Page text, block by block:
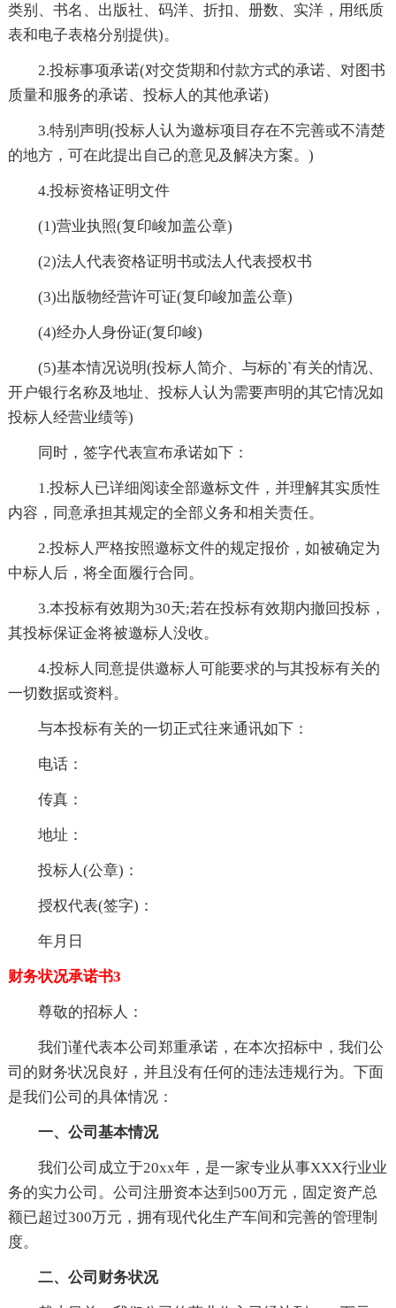
类别、书名、出版社、码洋、折扣、册数、实洋，用纸质
表和电子表格分别提供)。
2.投标事项承诺(对交货期和付款方式的承诺、对图书
质量和服务的承诺、投标人的其他承诺)
3.特别声明(投标人认为邀标项目存在不完善或不清楚
的地方，可在此提出自己的意见及解决方案。)
4.投标资格证明文件
(1)营业执照(复印峻加盖公章)
(2)法人代表资格证明书或法人代表授权书
(3)出版物经营许可证(复印峻加盖公章)
(4)经办人身份证(复印峻)
(5)基本情况说明(投标人简介、与标的`有关的情况、
开户银行名称及地址、投标人认为需要声明的其它情况如
投标人经营业绩等)
同时，签字代表宣布承诺如下：
1.投标人已详细阅读全部邀标文件，并理解其实质性
内容，同意承担其规定的全部义务和相关责任。
2.投标人严格按照邀标文件的规定报价，如被确定为
中标人后，将全面履行合同。
3.本投标有效期为30天;若在投标有效期内撤回投标，
其投标保证金将被邀标人没收。
4.投标人同意提供邀标人可能要求的与其投标有关的
一切数据或资料。
与本投标有关的一切正式往来通讯如下：
电话：
传真：
地址：
投标人(公章)：
授权代表(签字)：
年月日
财务状况承诺书3
尊敬的招标人：
我们谨代表本公司郑重承诺，在本次招标中，我们公
司的财务状况良好，并且没有任何的违法违规行为。下面
是我们公司的具体情况：
一、公司基本情况
我们公司成立于20xx年，是一家专业从事XXX行业业
务的实力公司。公司注册资本达到500万元，固定资产总
额已超过300万元，拥有现代化生产车间和完善的管理制
度。
二、公司财务状况